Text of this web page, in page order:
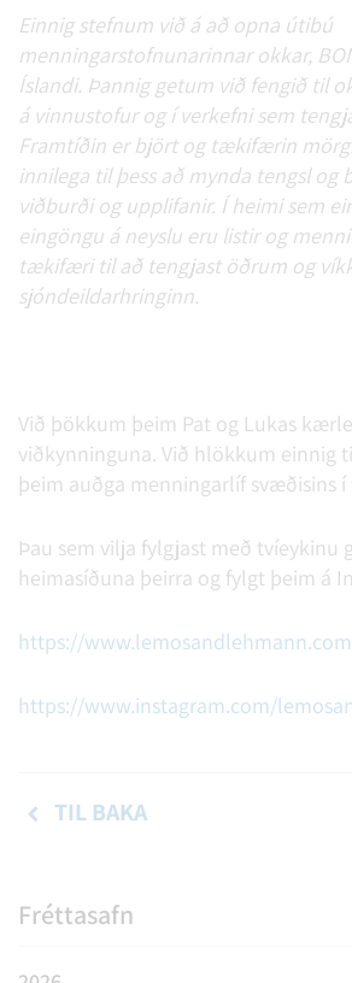
Einnig stefnum við á að opna útibú
menningarstofnunarinnar okkar,
Íslandi. Þannig getum við fengið til
á vinnustofur og í verkefni sem
Framtíðin er björt og tækifærin
innilega til þess að mynda tengsl og
viðburði og upplifanir. Í heimi sem
eingöngu á neyslu eru listir og
tækifæri til að tengjast öðrum og
sjóndeildarhringinn.
Við þökkum þeim Pat og Lukas
viðkynninguna. Við hlökkum einnig
þeim auðga menningarlíf svæðisins
Þau sem vilja fylgjast með tvíeykinu
heimasíðuna þeirra og fylgt þeim á
https://
https://www.instagram.com/
TIL BAKA
Fréttasafn